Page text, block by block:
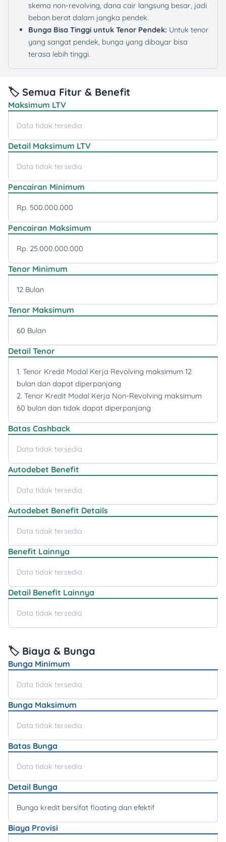
skema non-revolving, dana cair langsung besar, jadi
beban berat dalam jangka pendek.
Bunga Bisa Tinggi untuk Tenor Pendek: Untuk tenor
yang sangat pendek, bunga yang dibayar bisa
terasa lebih tinggi.
🏷️ Semua Fitur & Benefit
Maksimum LTV
Data tidak tersedia
Detail Maksimum LTV
Data tidak tersedia
Pencairan Minimum
Rp. 500.000.000
Pencairan Maksimum
Rp. 25.000.000.000
Tenor Minimum
12 Bulan
Tenor Maksimum
60 Bulan
Detail Tenor
1. Tenor Kredit Modal Kerja Revolving maksimum 12
bulan dan dapat diperpanjang
2. Tenor Kredit Modal Kerja Non-Revolving maksimum
60 bulan dan tidak dapat diperpanjang
Batas Cashback
Data tidak tersedia
Autodebet Benefit
Data tidak tersedia
Autodebet Benefit Details
Data tidak tersedia
Benefit Lainnya
Data tidak tersedia
Detail Benefit Lainnya
Data tidak tersedia
🏷️ Biaya & Bunga
Bunga Minimum
Data tidak tersedia
Bunga Maksimum
Data tidak tersedia
Batas Bunga
Data tidak tersedia
Detail Bunga
Bunga kredit bersifat floating dan efektif
Biaya Provisi